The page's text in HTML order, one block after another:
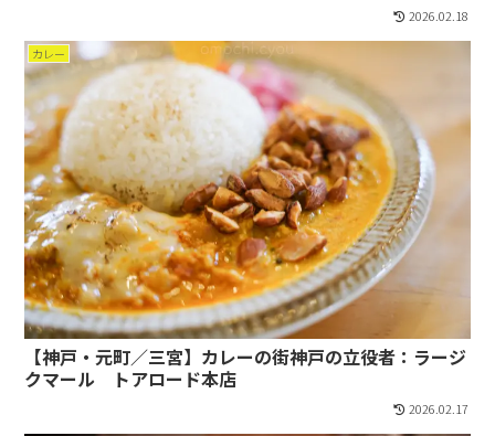
2026.02.18
カレー
【神戸・元町／三宮】カレーの街神戸の立役者：ラージ
クマール トアロード本店
2026.02.17